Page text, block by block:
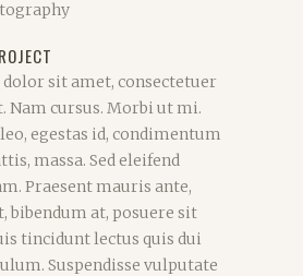
sit amet, consectetuer
Nam cursus. Morbi ut mi.
egestas id, condimentum
massa. Sed eleifend
Praesent mauris ante,
bibendum at, posuere sit
tincidunt lectus quis dui
Suspendisse vulputate